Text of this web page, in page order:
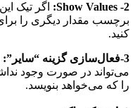
2- Show Values:
اگر تیک
برچسب مقدار دیگری را
کنید.
3-فعال‌سازی گزینه “سایر”:
می‌تواند در صورت وجود
را که می‌خواهد بنویسد.